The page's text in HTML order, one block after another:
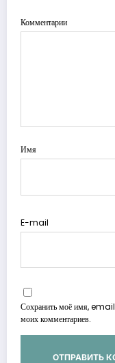
Комментарии
Имя
E-mail
Сохранить моё имя, email
моих комментариев.